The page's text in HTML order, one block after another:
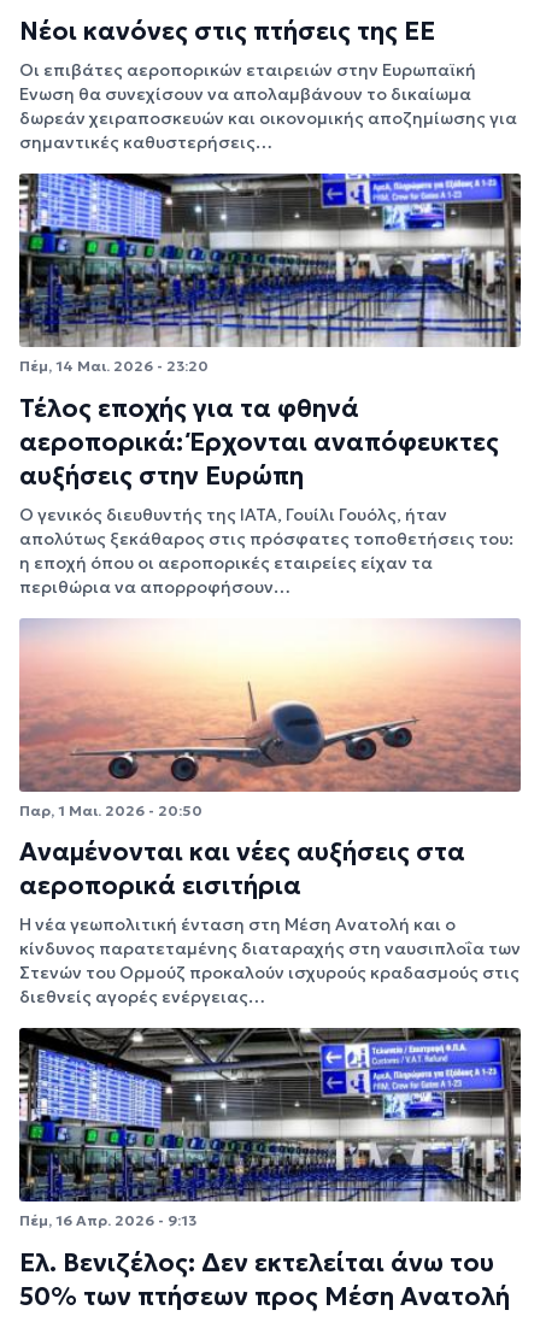
Νέοι κανόνες στις πτήσεις της ΕΕ
Οι επιβάτες αεροπορικών εταιρειών στην Ευρωπαϊκή
Ένωση θα συνεχίσουν να απολαμβάνουν το δικαίωμα
δωρεάν χειραποσκευών και οικονομικής αποζημίωσης για
σημαντικές καθυστερήσεις…
Πέμ, 14 Μαι. 2026 - 23:20
Τέλος εποχής για τα φθηνά
αεροπορικά: Έρχονται αναπόφευκτες
αυξήσεις στην Ευρώπη
Ο γενικός διευθυντής της IATA, Γουίλι Γουόλς, ήταν
απολύτως ξεκάθαρος στις πρόσφατες τοποθετήσεις του:
η εποχή όπου οι αεροπορικές εταιρείες είχαν τα
περιθώρια να απορροφήσουν…
Παρ, 1 Μαι. 2026 - 20:50
Αναμένονται και νέες αυξήσεις στα
αεροπορικά εισιτήρια
Η νέα γεωπολιτική ένταση στη Μέση Ανατολή και ο
κίνδυνος παρατεταμένης διαταραχής στη ναυσιπλοΐα των
Στενών του Ορμούζ προκαλούν ισχυρούς κραδασμούς στις
διεθνείς αγορές ενέργειας…
Πέμ, 16 Απρ. 2026 - 9:13
Ελ. Βενιζέλος: Δεν εκτελείται άνω του
50% των πτήσεων προς Μέση Ανατολή